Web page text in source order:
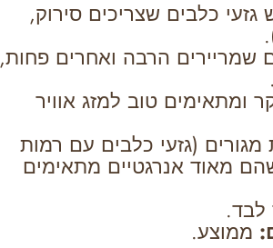
כלבים שצריכים סירוק,
שמריירים הרבה ואחרים פחות,
ומתאימים טוב למזג אוויר
מגורים (גזעי כלבים עם רמות
מאוד אנרגטיים מתאימים
לבד.
ממוצע.